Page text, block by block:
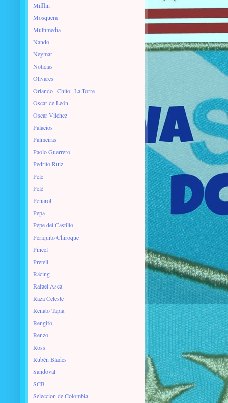
Mifflin
Mosquera
Multimedia
Nando
Neymar
Noticias
Olivares
Orlando "Chito" La Torre
Oscar de León
Oscar Vilchez
Palacios
Palmeiras
Paolo Guerrero
Pedrito Ruiz
Pele
Pelé
Peñarol
Pepa
Pepe del Castillo
Periquito Chiroque
Pincel
Pretell
Rácing
Rafael Asca
Raza Celeste
Renato Tapia
Rengifo
Renzo
Ross
Rubén Blades
Sandoval
SCB
Seleccion de Colombia